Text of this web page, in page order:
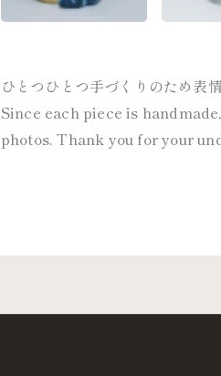
ひとつひとつ手づくりのため表
Since each piece is
photos. Thank you for your